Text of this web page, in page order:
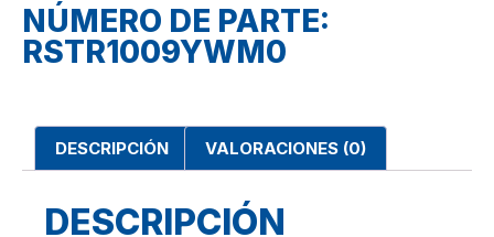
NÚMERO DE PARTE:
RSTR1009YWM0
DESCRIPCIÓN VALORACIONES (0)
DESCRIPCIÓN